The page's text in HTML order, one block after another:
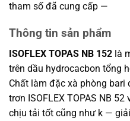
tham số đã cung cấp —
Thông tin sản phẩm
ISOFLEX TOPAS NB 152 là
trên dầu hydrocacbon tổng
Chất làm đặc xà phòng
trơn ISOFLEX TOPAS NB
chịu tải tốt cũng như k —